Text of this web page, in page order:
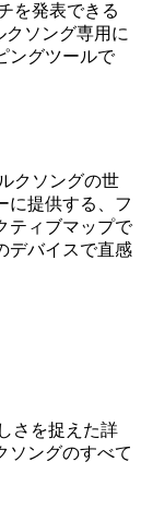
を発表できる
クソング専用に
ングツールで
クソングの世
に提供する、フ
ティブマップで
デバイスで直感
さを捉えた詳
ソングのすべて